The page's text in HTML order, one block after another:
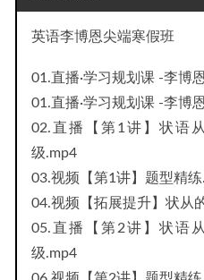
英语李博恩尖端寒假班
01.直播·学习规划课 -李博
01.直播·学习规划课 -李博
02.直播【第1讲】状语
级.mp4
03.视频【第1讲】题型精
04.视频【拓展提升】状从
05.直播【第2讲】状语
级.mp4